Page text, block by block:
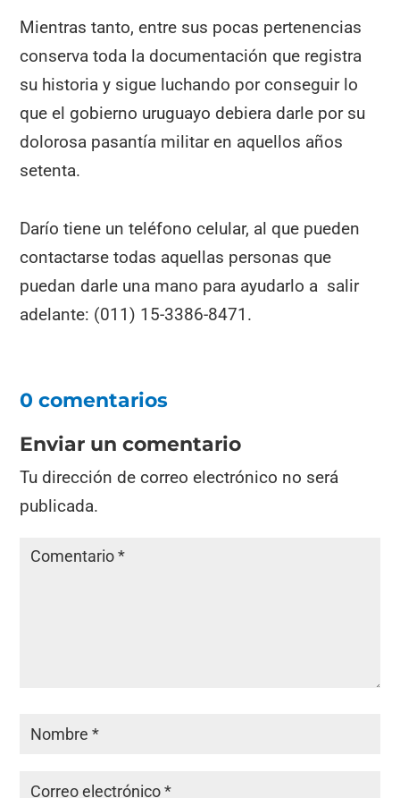
Mientras tanto, entre sus pocas pertenencias
conserva toda la documentación que registra
su historia y sigue luchando por conseguir lo
que el gobierno uruguayo debiera darle por su
dolorosa pasantía militar en aquellos años
setenta.
Darío tiene un teléfono celular, al que pueden
contactarse todas aquellas personas que
puedan darle una mano para ayudarlo a salir
adelante: (011) 15-3386-8471.
0 comentarios
Enviar un comentario
Tu dirección de correo electrónico no será
publicada.